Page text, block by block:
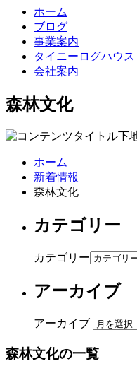
ホーム
ブログ
事業案内
タイニーログハウス
会社案内
森林文化
ホーム
新着情報
森林文化
カテゴリー
カテゴリー
アーカイブ
アーカイブ
森林文化の一覧